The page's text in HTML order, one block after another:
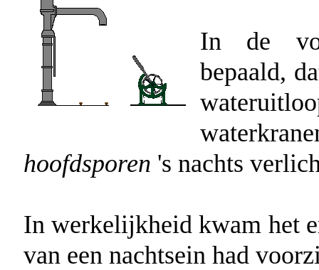
In de
bepaald,
hoofdsporen 's nachts
In werkelijkheid kwam het
van een nachtsein had